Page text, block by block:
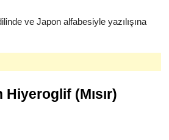
ve Japon alfabesiyle yazılışına
(Mısır)